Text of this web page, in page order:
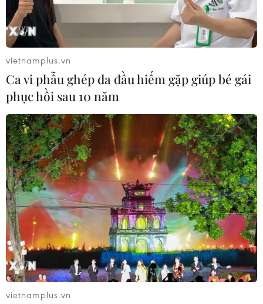
vietnamplus.vn
Ca vi phẫu ghép da đầu hiếm gặp giúp bé gái
phục hồi sau 10 năm
vietnamplus.vn